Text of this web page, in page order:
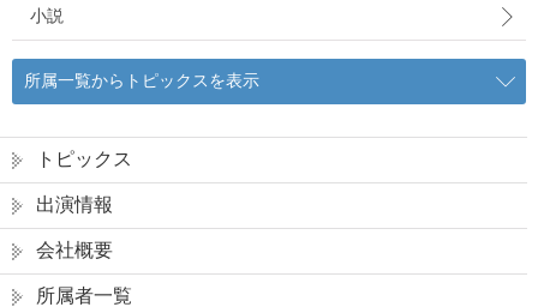
小説
所属一覧からトピックスを表示
トピックス
出演情報
会社概要
所属者一覧